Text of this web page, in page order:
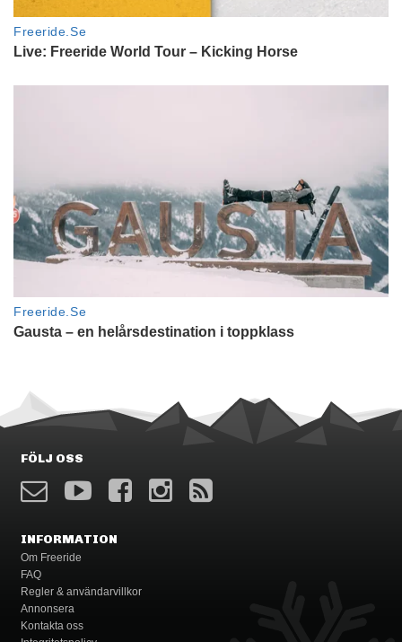
FÖLJ OSS
INFORMATION
Om Freeride
FAQ
Regler & användarvillkor
Annonsera
Kontakta oss